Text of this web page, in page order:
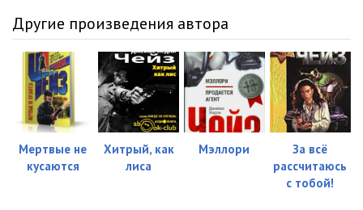
017 10:47
018 09:10
019 10:18
020 11:10
021 09:43
Другие произведения автора
Мертвые не
кусаются
Хитрый, как
лиса
Мэллори
За всё
рассчитаюсь
с тобой!